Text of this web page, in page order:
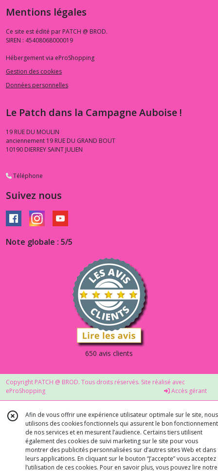
Mentions légales
Ce site est édité par PATCH @ BROD.
SIREN : 45408068000019
Hébergement via eProShopping
Gestion des cookies
Données personnelles
Le Patch dans la Campagne Auboise !
19 RUE DU MOULIN
anciennement 19 RUE DU GRAND BOUT
10190 DIERREY SAINT JULIEN
Téléphone
Suivez nous
Note globale : 5/5
650 avis clients
Copyright PATCH @ BROD. Tous droits réservés. Site réalisé avec
eProShopping
Accès gérant
Afin de vous offrir une expérience utilisateur optimale sur le site, nous
utilisons des cookies fonctionnels qui assurent le bon fonctionnement
de nos services et en mesurent l’audience. Certains tiers utilisent
également des cookies de suivi marketing sur le site pour vous
montrer des publicités personnalisées sur d’autres sites Web et dans
leurs applications. En cliquant sur le bouton “J’accepte” vous acceptez
l’utilisation de ces cookies. Pour en savoir plus, vous pouvez lire notre